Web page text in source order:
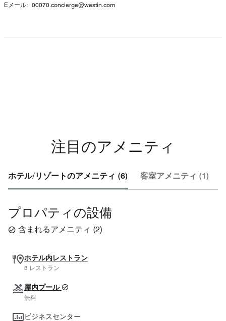
Eメール: 00070.concierge@westin.com
注目のアメニティ
ホテル/リゾートのアメニティ (6) 客室アメニティ (1)
プロパティの設備
含まれるアメニティ (2)
ホテル内レストラン
3 レストラン
屋内プール
無料
ビジネスセンター